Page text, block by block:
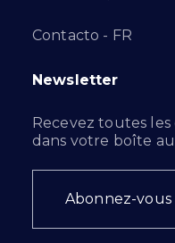
Contacto - FR
Newsletter
Recevez toutes
dans votre boîte
Abonnez-vous